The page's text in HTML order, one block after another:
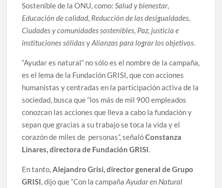
Sostenible de la ONU, como:Salud y bienestar,
Educación de calidad, Reducción de las desigualdades,
Ciudades y comunidadessostenibles, Paz, justicia e
instituciones sólidasyAlianzas para lograr los objetivos.
“Ayudar es natural” no sólo es el nombre de la campaña,
es el lema de la Fundación GRISI, que con acciones
humanistas y centradas en la participación activa de la
sociedad, busca que “los más de mil 900 empleados
conozcan las acciones que lleva a cabo la fundación y
sepan que gracias a su trabajo se toca la vida y el
corazón de miles de personas”, señalóConstanza
Linares, directora de Fundación GRISI.
En tanto,Alejandro Grisi, director general de Grupo
GRISI, dijo que “Con la campañaAyudar en Natural